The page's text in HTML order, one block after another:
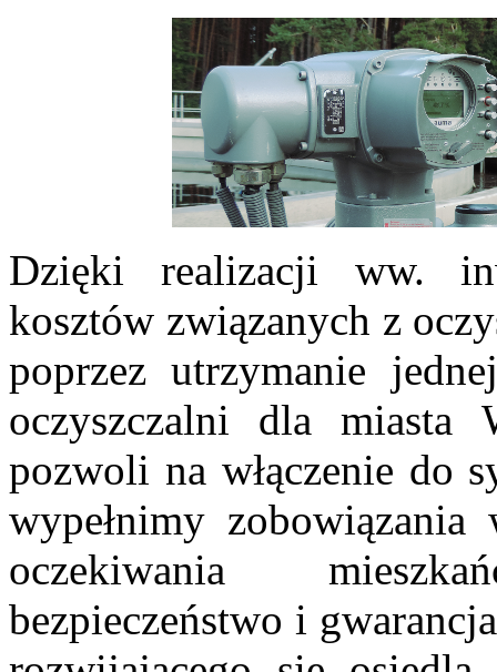
Dzięki realizacji ww.
kosztów związanych z
poprzez utrzymanie
oczyszczalni dla miasta
pozwoli na włączenie do
wypełnimy
oczekiwania
bezpieczeństwo i